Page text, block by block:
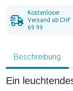
Kostenloser
Versand ab CHF
69.99
Beschreibung
Ein